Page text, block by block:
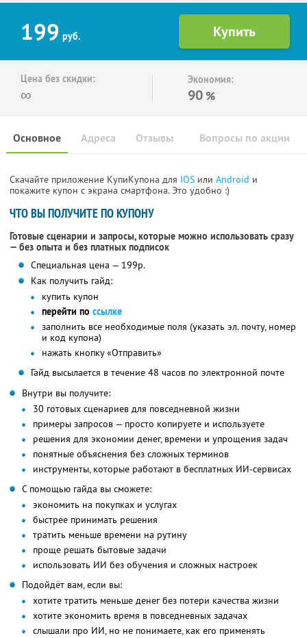
199 руб.
Цена без скидки:
∞
Экономия:
90 %
Основное Отзывы Вопросы по акции
Адреса
Скачайте приложение КупиКупона для IOS или Android и
покажите купон с экрана смартфона. Это удобно :)
ЧТО ВЫ ПОЛУЧИТЕ ПО КУПОНУ
Готовые сценарии и запросы, которые можно использовать сразу
— без опыта и без платных подписок
Специальная цена — 199р.
Как получить гайд:
купить купон
перейти по ссылке
заполнить все необходимые поля (указать эл. почту, номер
и код купона)
нажать кнопку «Отправить»
Гайд высылается в течение 48 часов по электронной почте
Внутри вы получите:
30 готовых сценариев для повседневной жизни
примеры запросов — просто копируете и используете
решения для экономии денег, времени и упрощения задач
понятные объяснения без сложных терминов
инструменты, которые работают в бесплатных ИИ-сервисах
С помощью гайда вы сможете:
экономить на покупках и услугах
быстрее принимать решения
тратить меньше времени на рутину
проще решать бытовые задачи
использовать ИИ без обучения и сложных настроек
Подойдёт вам, если вы:
хотите тратить меньше денег без потери качества жизни
хотите экономить время в повседневных задачах
слышали про ИИ, но не понимаете, как его применять